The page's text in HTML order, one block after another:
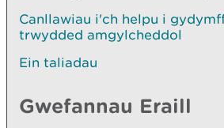
Canllawiau i'ch helpu i
trwydded amgylcheddol
Ein taliadau
Gwefannau Eraill